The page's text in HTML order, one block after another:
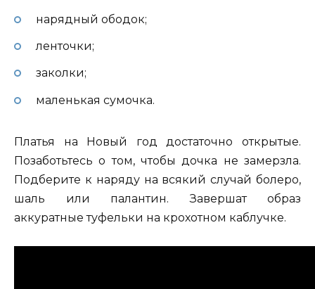
нарядный ободок;
ленточки;
заколки;
маленькая сумочка.
Платья на Новый год достаточно открытые.
Позаботьтесь о том, чтобы дочка не замерзла.
Подберите к наряду на всякий случай болеро,
шаль или палантин. Завершат образ
аккуратные туфельки на крохотном каблучке.